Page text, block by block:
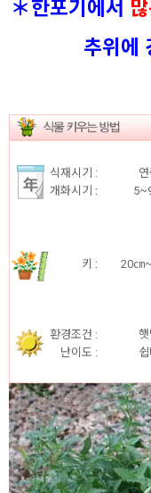
＊한포기에서
추위에
식재시기 :
개화시기 :
키 : 20㎝
환경조건 :
난이도 :